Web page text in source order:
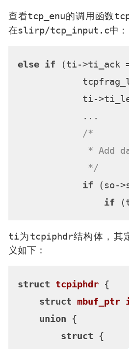
查看tcp_enu的调用函数
在slirp/tcp_input.c中：
else if (ti->ti_ack
ti-
            ...
/*
* Add
             */
if (so-
if
ti为 tcpiphdr结构体，其
义如下：
struct tcpiphdr {
struct mbuf_ptr
union {
struct {